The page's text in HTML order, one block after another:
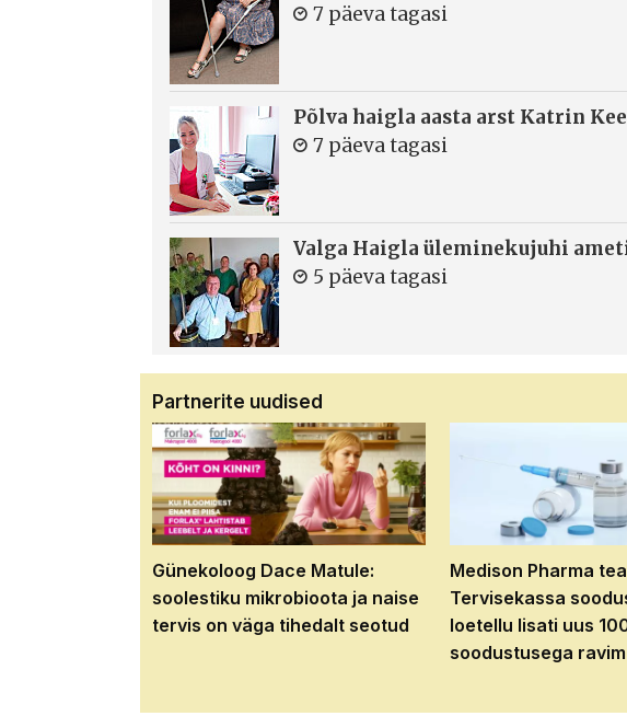
7 päeva tagasi
Põlva haigla aasta arst Katrin
7 päeva tagasi
Valga Haigla üleminekujuhi
5 päeva tagasi
Partnerite uudised
Günekoloog Dace Matule:
soolestiku mikrobioota ja naise
tervis on väga tihedalt seotud
Medison Pharma
Tervisekassa
loetellu lisati uus
soodustusega ravim